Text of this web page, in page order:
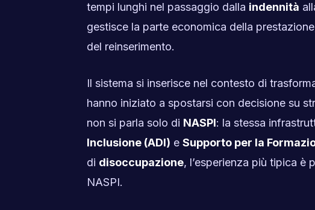
tempi lunghi nel passaggio dalla indennità
gestisce la parte economica della
del reinserimento.
Il sistema si inserisce nel contesto di
hanno iniziato a spostarsi con decisione su
non si parla solo di NASPI: la stessa
Inclusione (ADI) e Supporto per la
di disoccupazione, l’esperienza più tipica è
NASPI.